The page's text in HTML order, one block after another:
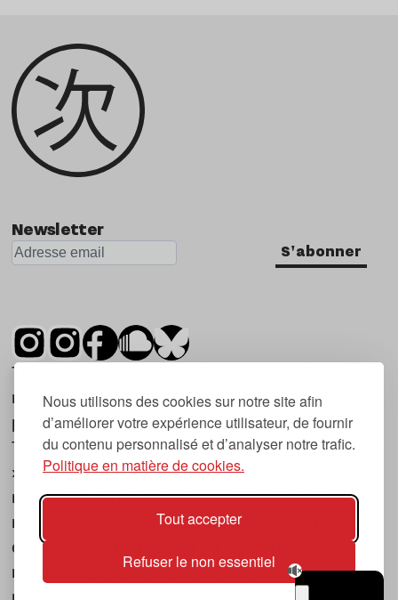
Nous utilisons des cookies sur notre site afin
d’améliorer votre expérience utilisateur, de fournir
du contenu personnalisé et d’analyser notre trafic.
Politique en matière de cookies.
Tout accepter
Refuser le non essentiel
Newsletter
S'abonner
Tsugi est un mensuel indépendant sur la
musique et les nouvelles tendances, dont la
première parution date de 2007.
Tsugi en japonais signifie « prochain », « suivant
», ce qui correspond à la thématique du
magazine, à l’affût des nouvelles tendances
musicales, qu’elles viennent de la musique
électronique, du rock ou du hip hop, et des
nouveaux phénomènes de société liés à la